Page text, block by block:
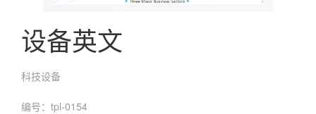
设备英文
科技设备
编号：tpl-0154